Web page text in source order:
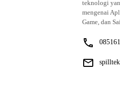
teknologi
mengenai
Game, dan